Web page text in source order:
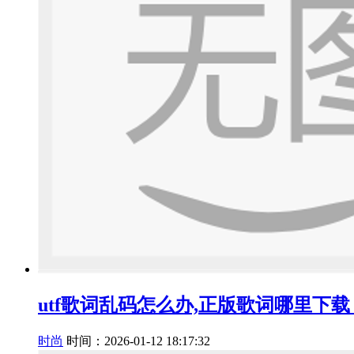
utf歌词乱码怎么办,正版歌词哪里下载
时尚 时间：2026-01-12 18:17:32